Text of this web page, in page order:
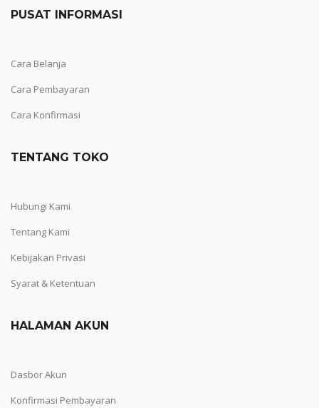
PUSAT INFORMASI
Cara Belanja
Cara Pembayaran
Cara Konfirmasi
TENTANG TOKO
Hubungi Kami
Tentang Kami
Kebijakan Privasi
Syarat & Ketentuan
HALAMAN AKUN
Dasbor Akun
Konfirmasi Pembayaran